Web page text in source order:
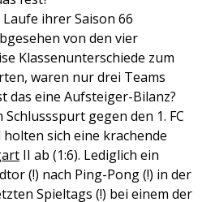
ihrer Saison 66
von den vier
Klassenunterschiede zum
waren nur drei Teams
das eine Aufsteiger-Bilanz?
gegen den 1. FC
sich eine krachende
II ab (1:6). Lediglich ein
(!) nach Ping-Pong (!) in der
Spieltags (!) bei einem der